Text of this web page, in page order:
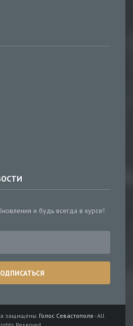
и будь всегда в курсе!
защищены. Голос Севастополя - All